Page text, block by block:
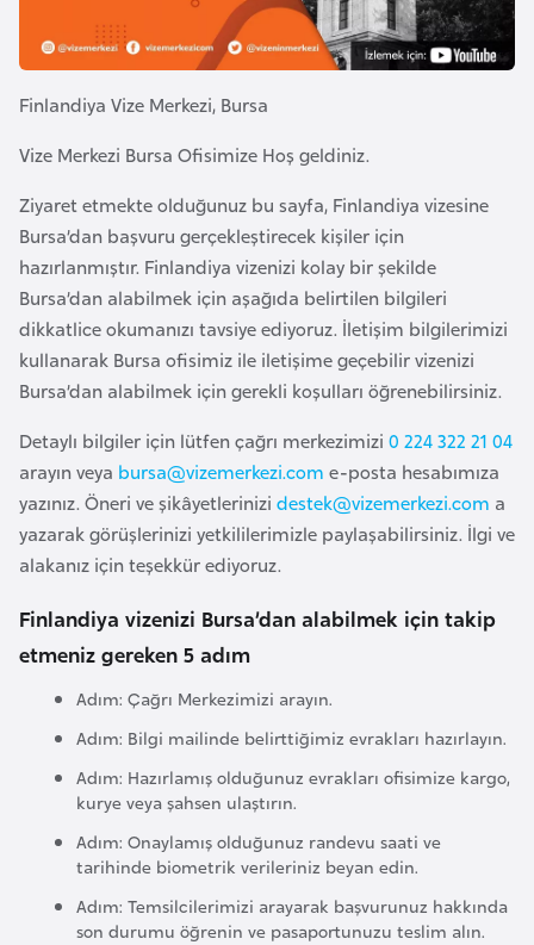
Finlandiya Vize Merkezi, Bursa
Vize Merkezi Bursa Ofisimize Hoş geldiniz.
Ziyaret etmekte olduğunuz bu sayfa, Finlandiya vizesine
Bursa’dan başvuru gerçekleştirecek kişiler için
hazırlanmıştır. Finlandiya vizenizi kolay bir şekilde
Bursa’dan alabilmek için aşağıda belirtilen bilgileri
dikkatlice okumanızı tavsiye ediyoruz. İletişim bilgilerimizi
kullanarak Bursa ofisimiz ile iletişime geçebilir vizenizi
Bursa’dan alabilmek için gerekli koşulları öğrenebilirsiniz.
Detaylı bilgiler için lütfen çağrı merkezimizi 0 224 322 21 04
arayın veya bursa@vizemerkezi.com e-posta hesabımıza
yazınız. Öneri ve şikâyetlerinizi destek@vizemerkezi.com a
yazarak görüşlerinizi yetkililerimizle paylaşabilirsiniz. İlgi ve
alakanız için teşekkür ediyoruz.
Finlandiya vizenizi Bursa’dan alabilmek için takip
etmeniz gereken 5 adım
Adım: Çağrı Merkezimizi arayın.
Adım: Bilgi mailinde belirttiğimiz evrakları hazırlayın.
Adım: Hazırlamış olduğunuz evrakları ofisimize kargo,
kurye veya şahsen ulaştırın.
Adım: Onaylamış olduğunuz randevu saati ve
tarihinde biometrik verileriniz beyan edin.
Adım: Temsilcilerimizi arayarak başvurunuz hakkında
son durumu öğrenin ve pasaportunuzu teslim alın.
y
B
n
g
l
a
d
e
ş
B
e
l
a
u
s